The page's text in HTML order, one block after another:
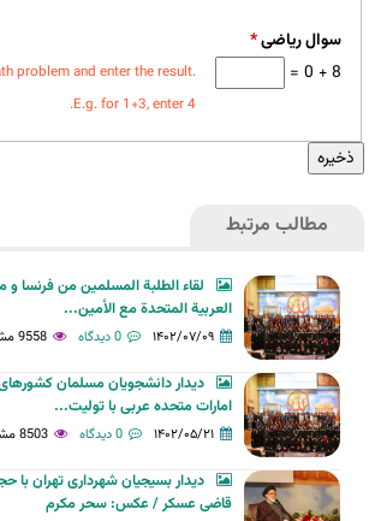
سوال ریاضی*
8 + 0 =
problem and enter the result.
E.g. for 1+3, enter 4.
مطالب مرتبط
لقاء الطلبة المسلمين من فرنسا و
العربية المتحدة مع الأمين...
۱۴۰۲/۰۷/۰۹ 0 دیدگاه 9558 مشاهده
دیدار دانشجویان مسلمان کشورهای
امارات متحده عربی با تولیت...
۱۴۰۲/۰۵/۲۱ 0 دیدگاه 8503 مشاهده
دیدار بسیجیان شهرداری تهران با
قاضی عسکر / عکس: سحر مکرم